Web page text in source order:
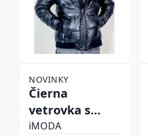
NOVINKY
Čierna
vetrovka s
kapucňou
iMODA